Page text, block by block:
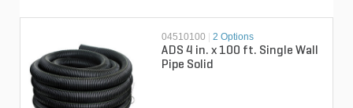
04510100 2 Options
ADS 4 in. x 100 ft. Single Wall
Pipe Solid